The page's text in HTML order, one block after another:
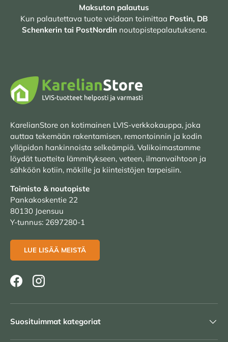
Maksuton palautus
Kun palautettava tuote voidaan toimittaa Postin, DB
Schenkerin tai PostNordin noutopistepalautuksena.
KarelianStore on kotimainen LVIS-verkkokauppa, joka
auttaa tekemään rakentamisen, remontoinnin ja kodin
ylläpidon hankinnoista selkeämpiä. Valikoimastamme
löydät tuotteita lämmitykseen, veteen, ilmanvaihtoon ja
sähköön kotiin, mökille ja kiinteistöjen tarpeisiin.
Toimisto & noutopiste
Pankakoskentie 22
80130 Joensuu
Y-tunnus: 2697280-1
LUE LISÄÄ MEISTÄ
FacebookInstagram
Suosituimmat kategoriat